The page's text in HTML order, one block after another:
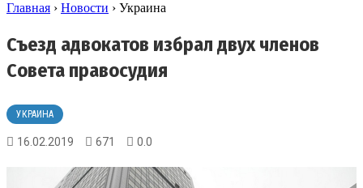
Главная › Новости › Украина
Съезд адвокатов избрал двух членов
Совета правосудия
УКРАИНА
16.02.2019 671 0.0